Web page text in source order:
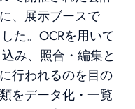
、展示ブースで
た。OCRを用いて
み、照合・編集と
行われるのを目の
をデータ化・一覧